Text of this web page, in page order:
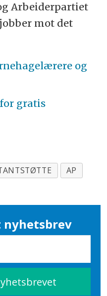
Arbeiderpartiet
mot det
og
gratis
AP
nyhetsbrev